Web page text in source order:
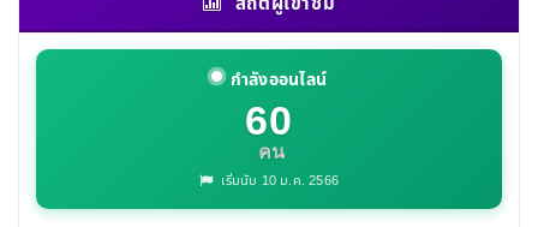
กำลังออนไลน์
60
คน
เริ่มนับ 10 ม.ค. 2566